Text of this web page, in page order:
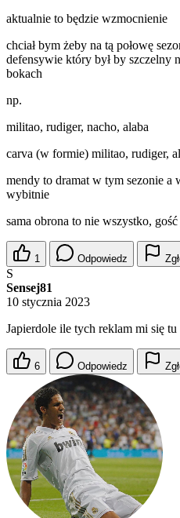
aktualnie to będzie wzmocnienie
chciał bym żeby na tą połowę
defensywie który był by szczelny
bokach
np.
militao, rudiger, nacho, alaba
carva (w formie) militao, rudiger,
mendy to dramat w tym sezonie a
wybitnie
sama obrona to nie wszystko,
1 Odpowiedz
S
Sensej81
10 stycznia 2023
Japierdole ile tych reklam mi się
6 Odpowiedz